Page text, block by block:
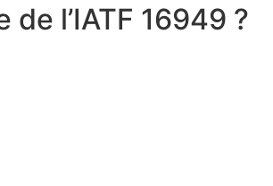
l’IATF 16949 ?